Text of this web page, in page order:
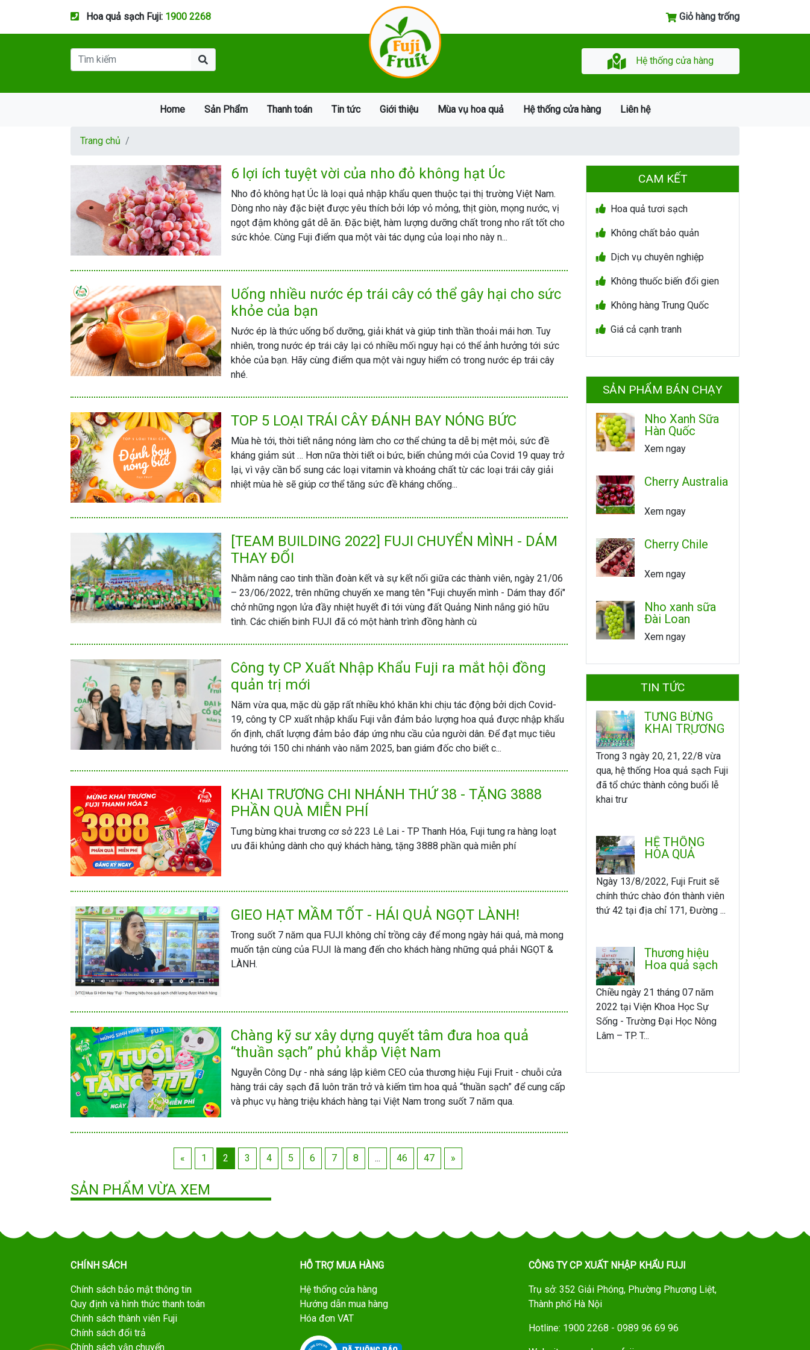
Hoa quả sạch Fuji: 1900 2268 Giỏ hàng trống
Hệ thống cửa hàng
Home Sản Phẩm Thanh toán Tin tức Giới thiệu Mùa vụ hoa quả Hệ thống cửa hàng Liên hệ
Trang chủ
6 lợi ích tuyệt vời của nho đỏ không hạt Úc
Nho đỏ không hạt Úc là loại quả nhập khẩu quen thuộc tại thị trường Việt Nam.
Dòng nho này đặc biệt được yêu thích bởi lớp vỏ mỏng, thịt giòn, mọng nước, vị
ngọt đậm không gắt dễ ăn. Đặc biệt, hàm lượng dưỡng chất trong nho rất tốt cho
sức khỏe. Cùng Fuji điểm qua một vài tác dụng của loại nho này n...
Uống nhiều nước ép trái cây có thể gây hại cho sức
khỏe của bạn
Nước ép là thức uống bổ dưỡng, giải khát và giúp tinh thần thoải mái hơn. Tuy
nhiên, trong nước ép trái cây lại có nhiều mối nguy hại có thể ảnh hưởng tới sức
khỏe của bạn. Hãy cùng điểm qua một vài nguy hiểm có trong nước ép trái cây
nhé.
TOP 5 LOẠI TRÁI CÂY ĐÁNH BAY NÓNG BỨC
Mùa hè tới, thời tiết nắng nóng làm cho cơ thể chúng ta dễ bị mệt mỏi, sức đề
kháng giảm sút … Hơn nữa thời tiết oi bức, biến chủng mới của Covid 19 quay trở
lại, vì vậy cần bổ sung các loại vitamin và khoáng chất từ các loại trái cây giải
nhiệt mùa hè sẽ giúp cơ thể tăng sức đề kháng chống...
[TEAM BUILDING 2022] FUJI CHUYỂN MÌNH - DÁM
THAY ĐỔI
Nhằm nâng cao tinh thần đoàn kết và sự kết nối giữa các thành viên, ngày 21/06
– 23/06/2022, trên những chuyến xe mang tên "Fuji chuyển mình - Dám thay đổi"
chở những ngọn lửa đầy nhiệt huyết đi tới vùng đất Quảng Ninh nắng gió hữu
tình. Các chiến binh FUJI đã có một hành trình đồng hành cù
Công ty CP Xuất Nhập Khẩu Fuji ra mắt hội đồng
quản trị mới
Năm vừa qua, mặc dù gặp rất nhiều khó khăn khi chịu tác động bởi dịch Covid-
19, công ty CP xuất nhập khẩu Fuji vẫn đảm bảo lượng hoa quả được nhập khẩu
ổn định, chất lượng đảm bảo đáp ứng nhu cầu của người dân. Để đạt mục tiêu
hướng tới 150 chi nhánh vào năm 2025, ban giám đốc cho biết c...
KHAI TRƯƠNG CHI NHÁNH THỨ 38 - TẶNG 3888
PHẦN QUÀ MIỄN PHÍ
Tưng bừng khai trương cơ sở 223 Lê Lai - TP Thanh Hóa, Fuji tung ra hàng loạt
ưu đãi khủng dành cho quý khách hàng, tặng 3888 phần quà miễn phí
GIEO HẠT MẦM TỐT - HÁI QUẢ NGỌT LÀNH!
Trong suốt 7 năm qua FUJI không chỉ trồng cây để mong ngày hái quả, mà mong
muốn tận cùng của FUJI là mang đến cho khách hàng những quả phải NGỌT &
LÀNH.
Chàng kỹ sư xây dựng quyết tâm đưa hoa quả
“thuần sạch” phủ khắp Việt Nam
Nguyễn Công Dự - nhà sáng lập kiêm CEO của thương hiệu Fuji Fruit - chuỗi cửa
hàng trái cây sạch đã luôn trăn trở và kiếm tìm hoa quả “thuần sạch” để cung cấp
và phục vụ hàng triệu khách hàng tại Việt Nam trong suốt 7 năm qua.
« 1 2 3 4 5 6 7 8 ... 46 47 »
CAM KẾT
Hoa quả tươi sạch
Không chất bảo quản
Dịch vụ chuyên nghiệp
Không thuốc biến đổi gien
Không hàng Trung Quốc
Giá cả cạnh tranh
SẢN PHẨM BÁN CHẠY
Nho Xanh Sữa
Hàn Quốc
Xem ngay
Cherry Australia
Xem ngay
Cherry Chile
Xem ngay
Nho xanh sữa
Đài Loan
Xem ngay
TIN TỨC
TƯNG BỪNG
KHAI TRƯƠNG
SẠCH FUJI HÀ
NAM
Trong 3 ngày 20, 21, 22/8 vừa
qua, hệ thống Hoa quả sạch Fuji
đã tổ chức thành công buổi lễ
khai trư
HỆ THỐNG
HOA QUẢ
MẮT CHI
NHÁNH THỨ
42 TẠI CAM
RANH
Ngày 13/8/2022, Fuji Fruit sẽ
chính thức chào đón thành viên
thứ 42 tại địa chỉ 171, Đường ...
Thương hiệu
Hoa quả sạch
trùng Hạ thảo
Cordy Happy ký
kết hợp tác
chiến lược toàn
diện.
Chiều ngày 21 tháng 07 năm
2022 tại Viện Khoa Học Sự
Sống - Trường Đại Học Nông
Lâm – TP. T...
SẢN PHẨM VỪA XEM
CHÍNH SÁCH
Chính sách bảo mật thông tin
Quy định và hình thức thanh toán
Chính sách thành viên Fuji
Chính sách đổi trả
Chính sách vận chuyển
HỖ TRỢ MUA HÀNG
Hệ thống cửa hàng
Hướng dẫn mua hàng
Hóa đơn VAT
CÔNG TY CP XUẤT NHẬP KHẨU FUJI
Trụ sở: 352 Giải Phóng, Phường Phương Liệt,
Thành phố Hà Nội
Hotline: 1900 2268 - 0989 96 69 96